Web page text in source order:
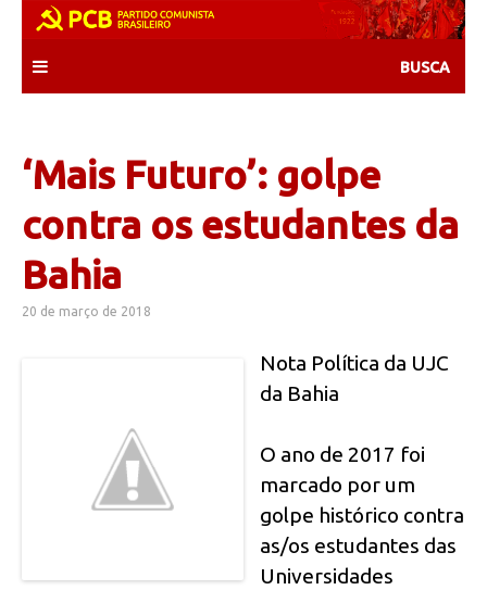
content
‘Mais Futuro’: golpe
contra os estudantes da
Bahia
20 de março de 2018
Nota Política da UJC
da Bahia
O ano de 2017 foi
marcado por um
golpe histórico contra
as/os estudantes das
Universidades